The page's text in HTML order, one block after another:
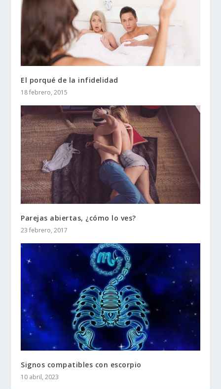
El porqué de la infidelidad
18 febrero, 2015
Parejas abiertas, ¿cómo lo ves?
23 febrero, 2017
Signos compatibles con escorpio
10 abril, 2023